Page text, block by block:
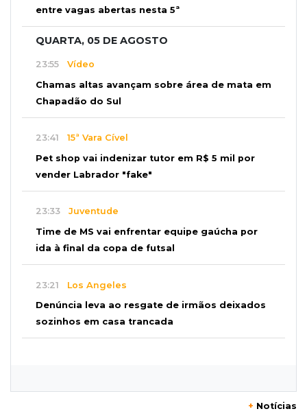
entre vagas abertas nesta 5ª
QUARTA, 05 DE AGOSTO
23:55 Vídeo
Chamas altas avançam sobre área de mata em
Chapadão do Sul
23:41 15ª Vara Cível
Pet shop vai indenizar tutor em R$ 5 mil por
vender Labrador "fake"
23:33 Juventude
Time de MS vai enfrentar equipe gaúcha por
ida à final da copa de futsal
23:21 Los Angeles
Denúncia leva ao resgate de irmãos deixados
sozinhos em casa trancada
formação de ciclone bomba
+ Notícias